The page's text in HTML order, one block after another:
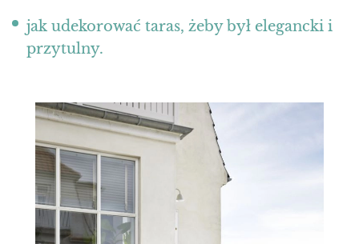
jak udekorować taras, żeby był elegancki i
przytulny.